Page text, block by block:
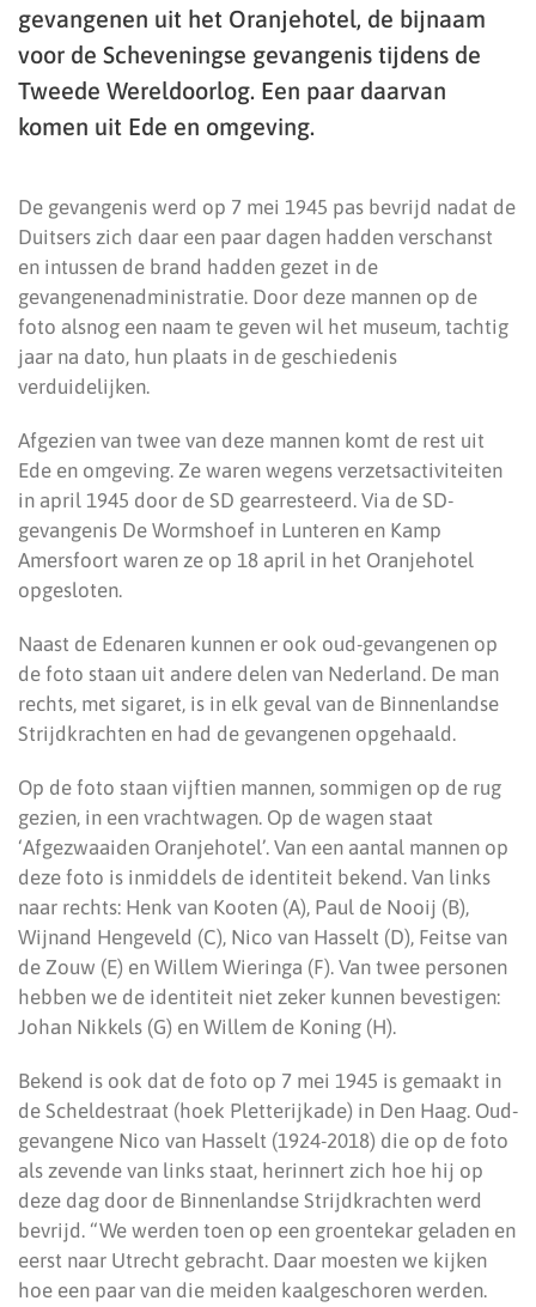
gevangenen uit het Oranjehotel, de bijnaam
voor de Scheveningse gevangenis tijdens de
Tweede Wereldoorlog. Een paar daarvan
komen uit Ede en omgeving.
De gevangenis werd op 7 mei 1945 pas bevrijd nadat de
Duitsers zich daar een paar dagen hadden verschanst
en intussen de brand hadden gezet in de
gevangenenadministratie. Door deze mannen op de
foto alsnog een naam te geven wil het museum, tachtig
jaar na dato, hun plaats in de geschiedenis
verduidelijken.
Afgezien van twee van deze mannen komt de rest uit
Ede en omgeving. Ze waren wegens verzetsactiviteiten
in april 1945 door de SD gearresteerd. Via de SD-
gevangenis De Wormshoef in Lunteren en Kamp
Amersfoort waren ze op 18 april in het Oranjehotel
opgesloten.
Naast de Edenaren kunnen er ook oud-gevangenen op
de foto staan uit andere delen van Nederland. De man
rechts, met sigaret, is in elk geval van de Binnenlandse
Strijdkrachten en had de gevangenen opgehaald.
Op de foto staan vijftien mannen, sommigen op de rug
gezien, in een vrachtwagen. Op de wagen staat
‘Afgezwaaiden Oranjehotel’. Van een aantal mannen op
deze foto is inmiddels de identiteit bekend. Van links
naar rechts: Henk van Kooten (A), Paul de Nooij (B),
Wijnand Hengeveld (C), Nico van Hasselt (D), Feitse van
de Zouw (E) en Willem Wieringa (F). Van twee personen
hebben we de identiteit niet zeker kunnen bevestigen:
Johan Nikkels (G) en Willem de Koning (H).
Bekend is ook dat de foto op 7 mei 1945 is gemaakt in
de Scheldestraat (hoek Pletterijkade) in Den Haag. Oud-
gevangene Nico van Hasselt (1924-2018) die op de foto
als zevende van links staat, herinnert zich hoe hij op
deze dag door de Binnenlandse Strijdkrachten werd
bevrijd. “We werden toen op een groentekar geladen en
eerst naar Utrecht gebracht. Daar moesten we kijken
hoe een paar van die meiden kaalgeschoren werden.